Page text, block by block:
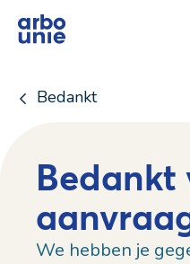
Bedankt
Bedankt
We hebben je